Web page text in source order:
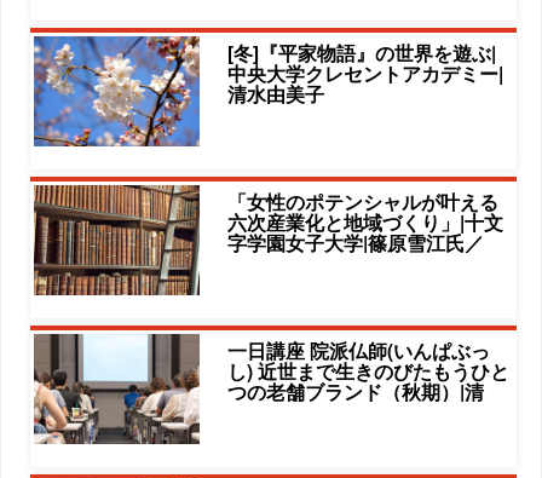
[冬]『平家物語』の世界を遊ぶ|
中央大学クレセントアカデミー|
清水由美子
「女性のポテンシャルが叶える
六次産業化と地域づくり」|十文
字学園女子大学|篠原雪江氏／
一日講座 院派仏師(いんぱぶっ
し) 近世まで生きのびたもうひと
つの老舗ブランド（秋期）|清